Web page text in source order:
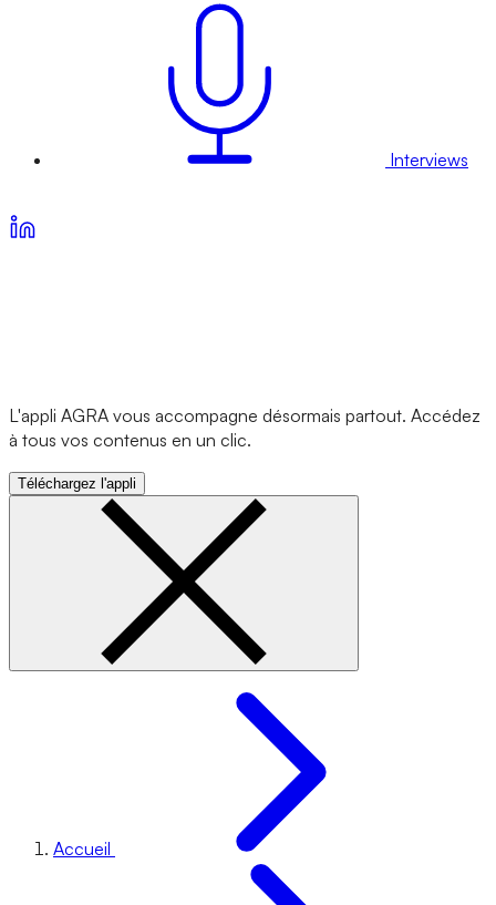
Interviews
L'appli AGRA vous accompagne désormais partout. Accédez
à tous vos contenus en un clic.
Téléchargez l'appli
Accueil